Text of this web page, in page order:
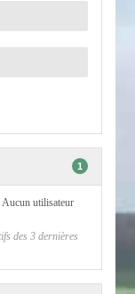
1
utilisateur
des 3 dernières